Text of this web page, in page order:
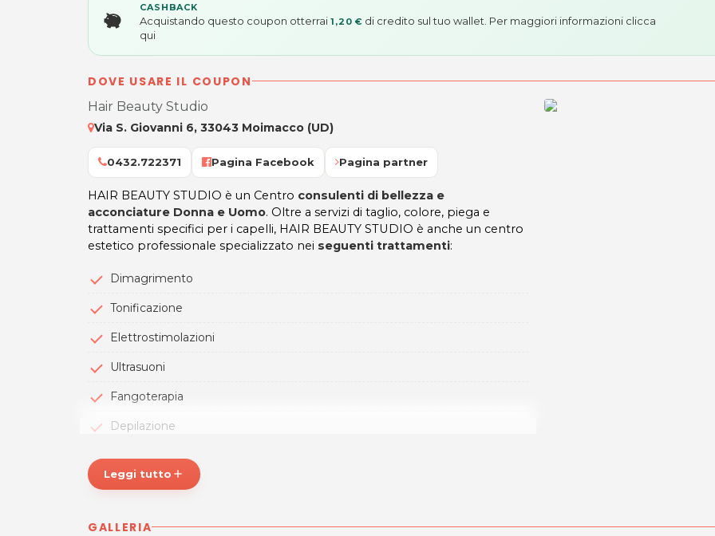
CASHBACK
Acquistando questo coupon otterrai 1,20 € di credito sul tuo wallet. Per maggiori informazioni clicca
qui
DOVE USARE IL COUPON
Hair Beauty Studio
Via S. Giovanni 6, 33043 Moimacco (UD)
0432.722371 Pagina Facebook Pagina partner
HAIR BEAUTY STUDIO è un Centro consulenti di bellezza e
acconciature Donna e Uomo. Oltre a servizi di taglio, colore, piega e
trattamenti specifici per i capelli, HAIR BEAUTY STUDIO è anche un centro
estetico professionale specializzato nei seguenti trattamenti:
Dimagrimento
Tonificazione
Elettrostimolazioni
Ultrasuoni
Fangoterapia
Depilazione
Ricostruzione e Decorazione Unghie
Leggi tutto add
GALLERIA